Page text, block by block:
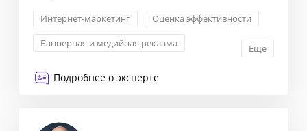
Интернет-маркетинг
Оценка эффективности
Баннерная и медийная реклама
Еще
Подробнее о эксперте